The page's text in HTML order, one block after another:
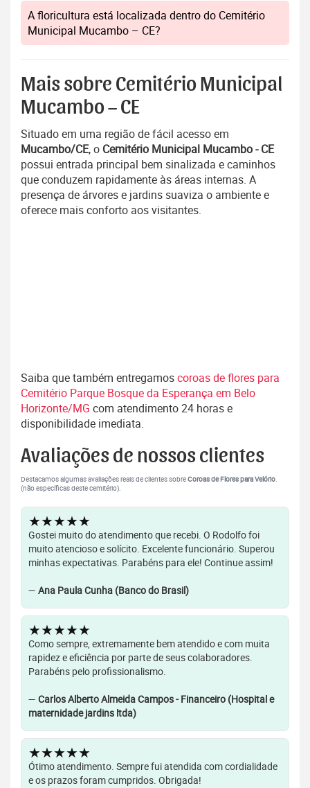
A floricultura está localizada dentro do Cemitério
Municipal Mucambo – CE?
Mais sobre Cemitério Municipal
Mucambo – CE
Situado em uma região de fácil acesso em
Mucambo/CE, o Cemitério Municipal Mucambo - CE
possui entrada principal bem sinalizada e caminhos
que conduzem rapidamente às áreas internas. A
presença de árvores e jardins suaviza o ambiente e
oferece mais conforto aos visitantes.
Saiba que também entregamoscoroas de flores para
Cemitério Parque Bosque da Esperança em Belo
Horizonte/MG com atendimento 24 horas e
disponibilidade imediata.
Avaliações de nossos clientes
Destacamos algumas avaliações reais de clientes sobreCoroas de Flores para Velório.
(não específicas deste cemitério).
★★★★★
Gostei muito do atendimento que recebi. O Rodolfo foi
muito atencioso e solícito. Excelente funcionário. Superou
minhas expectativas. Parabéns para ele! Continue assim!
— Ana Paula Cunha (Banco do Brasil)
★★★★★
Como sempre, extremamente bem atendido e com muita
rapidez e eficiência por parte de seus colaboradores.
Parabéns pelo profissionalismo.
— Carlos Alberto Almeida Campos - Financeiro (Hospital e
maternidade jardins ltda)
★★★★★
Ótimo atendimento. Sempre fui atendida com cordialidade
e os prazos foram cumpridos. Obrigada!